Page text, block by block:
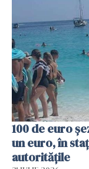
100 de euro
un euro, în
autoritățile